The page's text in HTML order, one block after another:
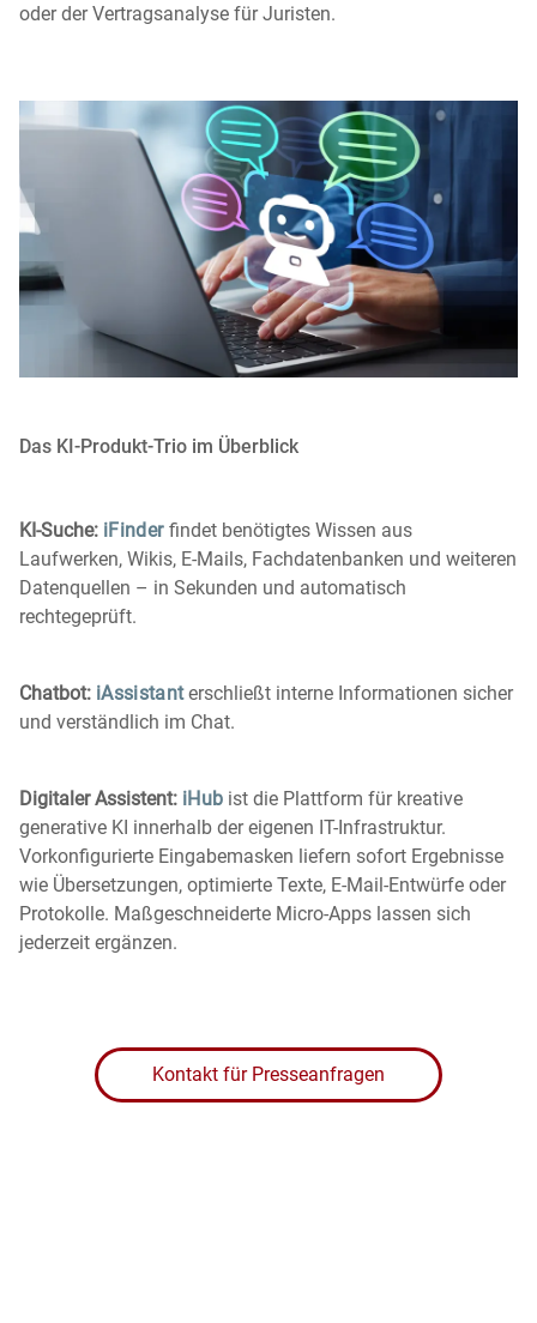
oder der Vertragsanalyse für Juristen.
Das KI-Produkt-Trio im Überblick
KI-Suche: iFinder findet benötigtes Wissen aus
Laufwerken, Wikis, E-Mails, Fachdatenbanken und weiteren
Datenquellen – in Sekunden und automatisch
rechtegeprüft.
Chatbot: iAssistanterschließt interne Informationen sicher
und verständlich im Chat.
Digitaler Assistent: iHub ist die Plattform für kreative
generative KI innerhalb der eigenen IT-Infrastruktur.
Vorkonfigurierte Eingabemasken liefern sofort Ergebnisse
wie Übersetzungen, optimierte Texte, E-Mail-Entwürfe oder
Protokolle. Maßgeschneiderte Micro-Apps lassen sich
jederzeit ergänzen.
Kontakt für Presseanfragen